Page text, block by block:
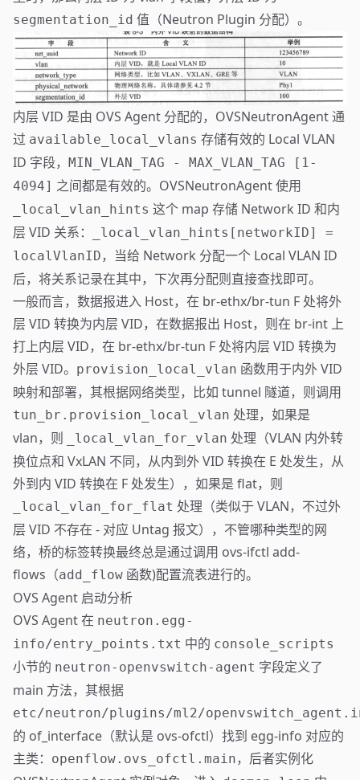
segmentation_id 值（Neutron Plugin 分配）。
内层 VID 是由 OVS Agent 分配的，OVSNeutronAgent 通
过 available_local_vlans 存储有效的 Local VLAN
ID 字段，
MIN_VLAN_TAG - MAX_VLAN_TAG [1-
4094] 之间都是有效的。OVSNeutronAgent 使用
_local_vlan_hints 这个 map 存储 Network ID 和内
层 VID 关系：
_local_vlan_hints[networkID] =
localVlanID，当给 Network 分配一个 Local VLAN ID
后，将关系记录在其中，下次再分配则直接查找即可。
一般而言，数据报进入 Host，在 br-ethx/br-tun F 处将外
层 VID 转换为内层 VID，在数据报出 Host，则在 br-int 上
打上内层 VID，在 br-ethx/br-tun F 处将内层 VID 转换为
外层 VID。 provision_local_vlan 函数用于内外 VID
映射和部署，其根据网络类型，比如 tunnel 隧道，则调用
tun_br.provision_local_vlan 处理，如果是
vlan，则
_local_vlan_for_vlan 处理（VLAN 内外转
换位点和 VxLAN 不同，从内到外 VID 转换在 E 处发生，从
外到内 VID 转换在 F 处发生），如果是 flat，则
_local_vlan_for_flat 处理（类似于 VLAN，不过外
层 VID 不存在 - 对应 Untag 报文），不管哪种类型的网
络，桥的标签转换最终总是通过调用 ovs-ifctl add-
flows（add_flow 函数)配置流表进行的。
OVS Agent 启动分析
OVS Agent 在 neutron.egg-
info/entry_points.txt 中的 console_scripts
小节的 neutron-openvswitch-agent 字段定义了
main 方法，其根据
etc/neutron/plugins/ml2/
的 of_interface（默认是 ovs-ofctl）找到 egg-info 对应的
主类：
openflow.ovs_ofctl.main，后者实例化